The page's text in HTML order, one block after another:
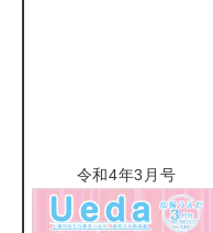
令和4年3月号